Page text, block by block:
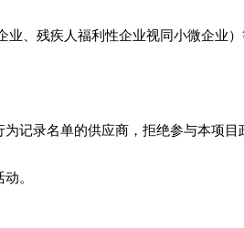
业、残疾人福利性企业视同小微企业）
记录名单的供应商，拒绝参与本项目
。